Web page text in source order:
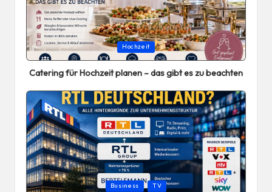
Posted
in
Hochzeit
Catering für Hochzeit planen – das gibt es zu beachten
Posted
Business TV